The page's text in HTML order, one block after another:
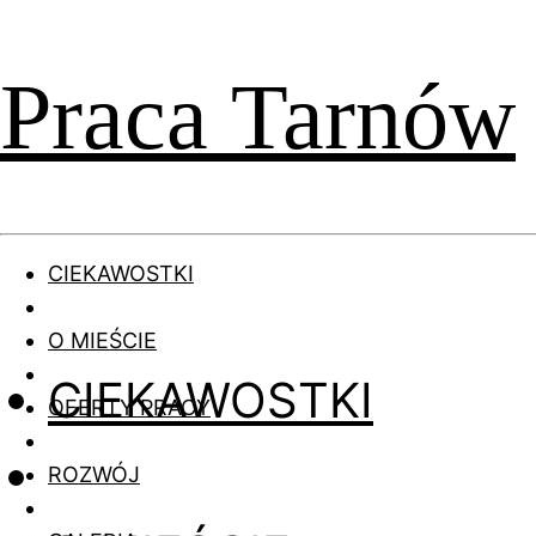
Praca Tarnów
CIEKAWOSTKI
O MIEŚCIE
OFERTY PRACY
ROZWÓJ
CIEKAWOSTKI